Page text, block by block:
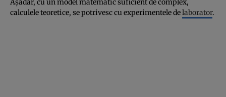
Aşadar, cu un model matematic suficient de complex,
calculele teoretice, se potrivesc cu experimentele delaborator.